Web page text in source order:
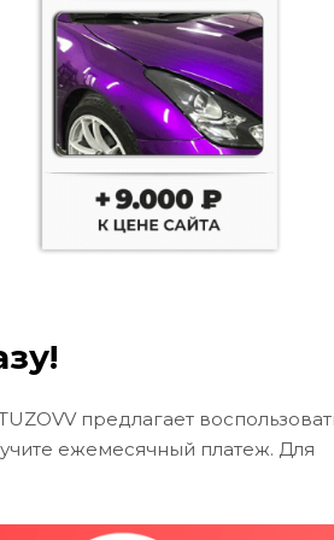
предлагает
ежемесячный платеж. Для